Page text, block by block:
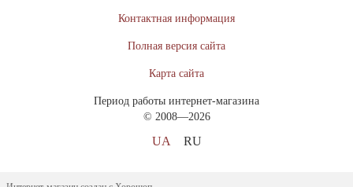
Контактная информация
Полная версия сайта
Карта сайта
Период работы интернет-магазина
© 2008—2026
UA RU